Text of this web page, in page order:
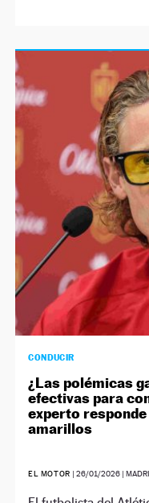
CONDUCIR
¿Las polémicas
efectivas para
experto
amarillos
EL MOTOR | 26/01/2026|